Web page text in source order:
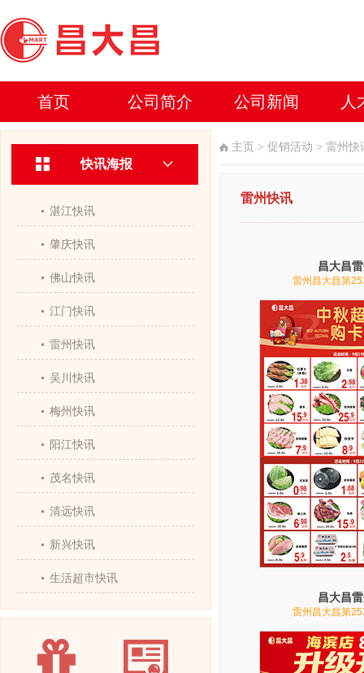
首页 公司简介 公司新闻 人
快讯海报
湛江快讯
肇庆快讯
佛山快讯
江门快讯
雷州快讯
吴川快讯
梅州快讯
阳江快讯
茂名快讯
清远快讯
新兴快讯
生活超市快讯
主页 > 促销活动 > 雷州快
雷州快讯
昌大昌
雷州昌大昌第
昌大昌
雷州昌大昌第